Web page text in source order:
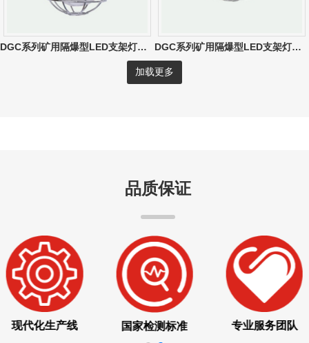
DGC系列矿用隔爆型LED支架灯（10W-30W） DGC系列矿用隔爆型LED支架灯（圆形）
加载更多
品质保证
现代化生产线 国家检测标准 专业服务团队